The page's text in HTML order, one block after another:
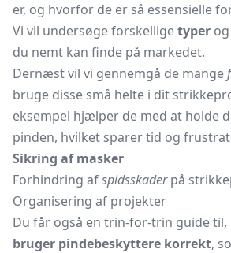
er, og hvorfor de er så essensielle
Vi vil undersøge forskelligetyper
du nemt kan finde på markedet.
Dernæst vil vi gennemgå de mange
bruge disse små helte i dit
eksempel hjælper de med at holde
pinden, hvilket sparer tid og
Sikring af masker
Forhindring afspidsskaderpå
Organisering af projekter
Du får også en trin-for-trin guide til,
bruger pindebeskyttere korrekt,